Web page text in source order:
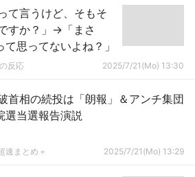
て言うけど、そもそ
すか？」→「まさ
思ってないよね？」
反応 2025/7/21(Mo) 13:30
首相の続投は「朗報」＆アンチ集団
選当選報告演説
速まとめ＋ 2025/7/21(Mo) 13:29